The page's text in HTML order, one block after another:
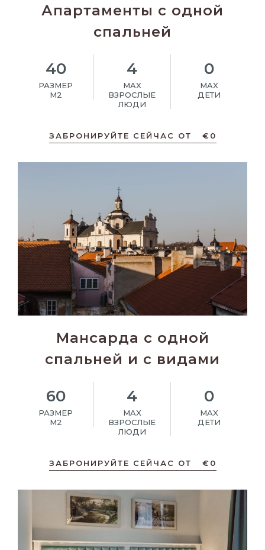
Апартаменты с одной
спальней
40
РАЗМЕР
M2
4
MAX
ВЗРОСЛЫЕ
ЛЮДИ
0
MAX
ДЕТИ
ЗАБРОНИРУЙТЕ СЕЙЧАС ОТ €0
Мансарда c одной
спальней и с видами
60
РАЗМЕР
M2
4
MAX
ВЗРОСЛЫЕ
ЛЮДИ
0
MAX
ДЕТИ
ЗАБРОНИРУЙТЕ СЕЙЧАС ОТ €0